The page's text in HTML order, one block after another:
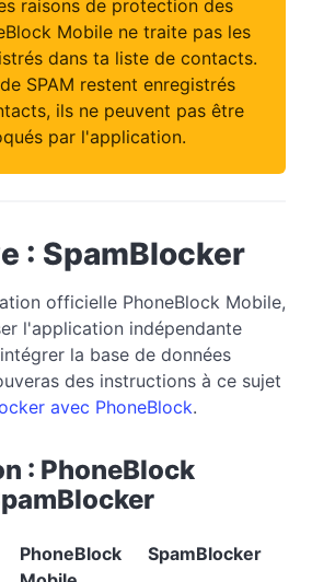
raisons de protection des
Mobile ne traite pas les
dans ta liste de contacts.
SPAM restent enregistrés
ils ne peuvent pas être
par l'application.
: SpamBlocker
officielle PhoneBlock Mobile,
l'application indépendante
la base de données
des instructions à ce sujet
avec PhoneBlock.
: PhoneBlock
PhoneBlock
SpamBlocker